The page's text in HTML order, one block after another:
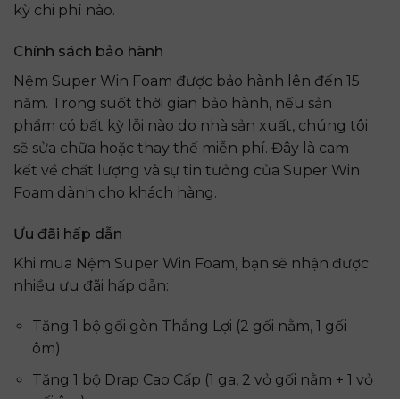
kỳ chi phí nào.
Chính sách bảo hành
Nệm Super Win Foam được bảo hành lên đến 15
năm. Trong suốt thời gian bảo hành, nếu sản
phẩm có bất kỳ lỗi nào do nhà sản xuất, chúng tôi
sẽ sửa chữa hoặc thay thế miễn phí. Đây là cam
kết về chất lượng và sự tin tưởng của Super Win
Foam dành cho khách hàng.
Ưu đãi hấp dẫn
Khi mua Nệm Super Win Foam, bạn sẽ nhận được
nhiều ưu đãi hấp dẫn:
Tặng 1 bộ gối gòn Thắng Lợi (2 gối nằm, 1 gối
ôm)
Tặng 1 bộ Drap Cao Cấp (1 ga, 2 vỏ gối nằm + 1 vỏ